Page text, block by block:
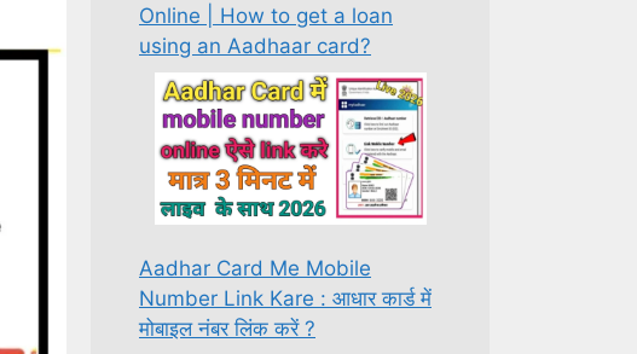
Online | How to get a loan
using an Aadhaar card?
Aadhar Card Me Mobile
Number Link Kare : आधार कार्ड में
मोबाइल नंबर लिंक करें ?